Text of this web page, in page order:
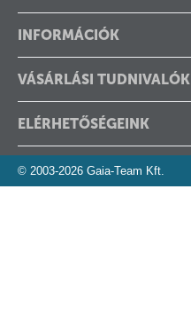
INFORMÁCIÓK
VÁSÁRLÁSI TUDNIVALÓK
ELÉRHETŐSÉGEINK
© 2003-2026 Gaia-Team Kft.